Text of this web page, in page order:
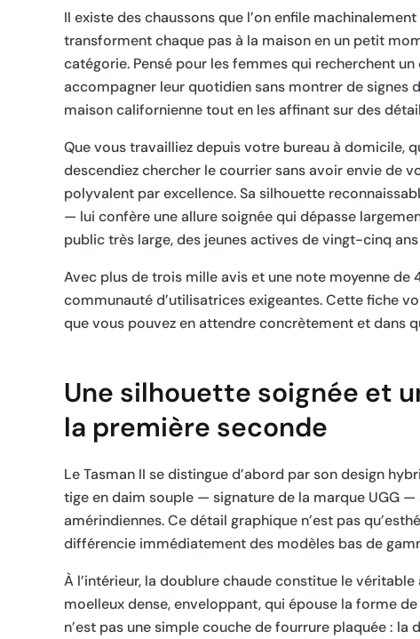
Il existe des chaussons que l’on enfile
transforment chaque pas à la maison en un petit
catégorie. Pensé pour les femmes qui recherchent
accompagner leur quotidien sans montrer de signes
maison californienne tout en les affinant sur des
Que vous travailliez depuis votre bureau à domicile,
descendiez chercher le courrier sans avoir envie de
polyvalent par excellence. Sa silhouette
— lui confère une allure soignée qui dépasse
public très large, des jeunes actives de vingt-cinq
Avec plus de trois mille avis et une note moyenne de
communauté d’utilisatrices exigeantes. Cette fiche
que vous pouvez en attendre concrètement et dans
Une silhouette soignée et
la première seconde
Le Tasman II se distingue d’abord par son design
tige en daim souple — signature de la marque UGG
amérindiennes. Ce détail graphique n’est pas
différencie immédiatement des modèles bas de
À l’intérieur, la doublure chaude constitue le
moelleux dense, enveloppant, qui épouse la forme
n’est pas une simple couche de fourrure plaquée :